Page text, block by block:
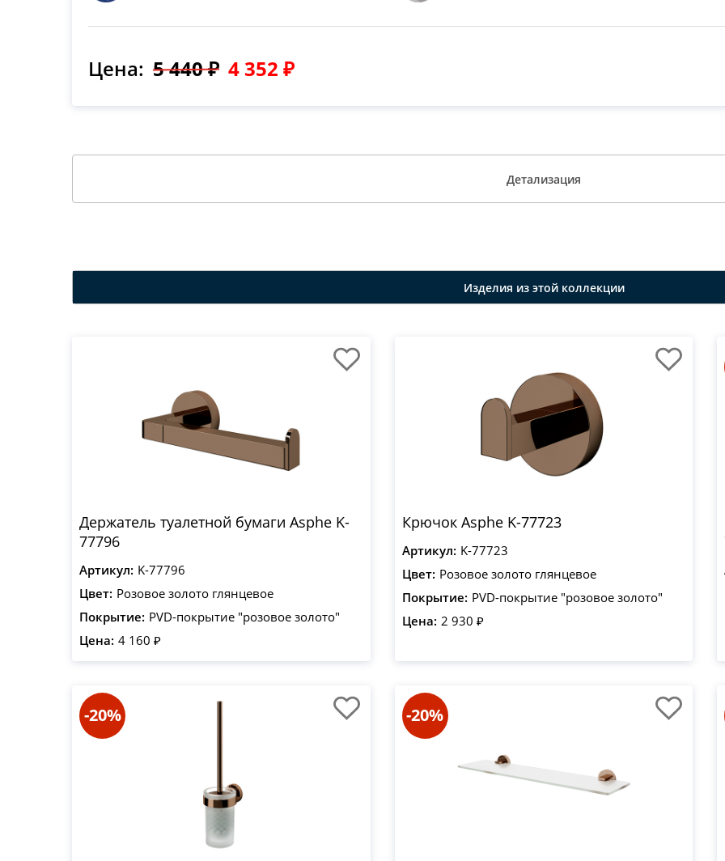
Цена: 5 440 ₽ 4 352 ₽
Детализация
Изделия из этой коллекции
Держатель туалетной бумаги Asphe K-
77796
Артикул: K-77796
Цвет: Розовое золото глянцевое
Покрытие: PVD-покрытие "розовое золото"
Цена: 4 160 ₽
Крючок Asphe K-77723
Артикул: K-77723
Цвет: Розовое золото глянцевое
Покрытие: PVD-покрытие "розовое золото"
Цена: 2 930 ₽
-20% -20%